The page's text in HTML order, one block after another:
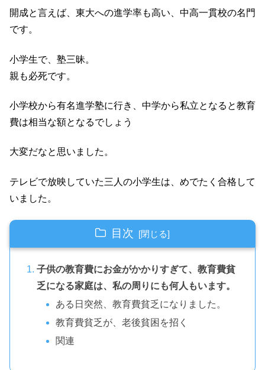
開成と言えば、東大への進学率も高い、中高一貫校の名門
です。
小学生で、塾三昧。
親も必死です。
小学校から有名進学塾に行き、中学から私立となると教育
費は相当な額となるでしょう
大変だなと思いました。
テレビで放映していた三人の小学生は、めでたく合格して
いました。
目次
子供の教育費にお金がかかりすぎて、教育費貧
乏になる家庭は、私の周りにも何人もいます。
ある日突然、教育費貧乏になりました。
教育費貧乏が、老後貧困を招く
関連